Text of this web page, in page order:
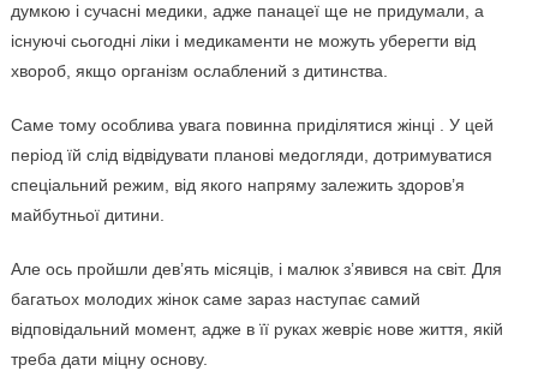
думкою і сучасні медики, адже панацеї ще не придумали, а
існуючі сьогодні ліки і медикаменти не можуть уберегти від
хвороб, якщо організм ослаблений з дитинства.
Саме тому особлива увага повинна приділятися жінці . У цей
період їй слід відвідувати планові медогляди, дотримуватися
спеціальний режим, від якого напряму залежить здоров’я
майбутньої дитини.
Але ось пройшли дев’ять місяців, і малюк з’явився на світ. Для
багатьох молодих жінок саме зараз наступає самий
відповідальний момент, адже в її руках жевріє нове життя, якій
треба дати міцну основу.